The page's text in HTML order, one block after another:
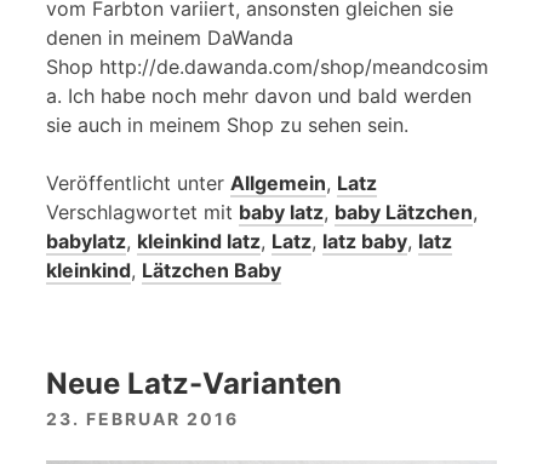
vom Farbton variiert, ansonsten gleichen sie
denen in meinem DaWanda
Shop http://de.dawanda.com/shop/meandcosim
a. Ich habe noch mehr davon und bald werden
sie auch in meinem Shop zu sehen sein.
Veröffentlicht unter Allgemein, Latz
Verschlagwortet mit baby latz, baby Lätzchen,
babylatz, kleinkind latz, Latz, latz baby, latz
kleinkind, Lätzchen Baby
Neue Latz-Varianten
23. FEBRUAR 2016